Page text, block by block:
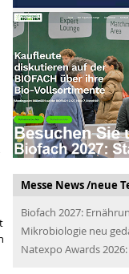
Messe News /neue
Biofach 2027:
Mikrobiologie neu
Natexpo Awards